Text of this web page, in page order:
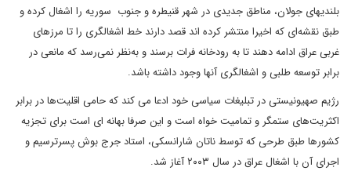
بلندیهای جولان، مناطق جدیدی در شهر قنیطره و جنوب سوریه را اشغال کرده و
طبق نقشه‌ای که اخیرا منتشر کرده اند قصد دارند خط اشغالگری را تا مرزهای
غربی عراق ادامه دهند تا به رودخانه فرات برسند و به‌نظر نمی‌رسد که مانعی در
برابر توسعه طلبی و اشغالگری آنها وجود داشته باشد.
رژیم صهیونیستی در تبلیغات سیاسی خود ادعا می کند که حامی اقلیت‌ها در برابر
اکثریت‌های ستمگر و تمامیت خواه است و این صرفا بهانه ای است برای تجزیه
کشورها طبق طرحی که توسط ناتان شارانسکی، استاد جرج بوش پسرترسیم و
اجرای آن با اشغال عراق در سال ۲۰۰۳ آغاز شد.